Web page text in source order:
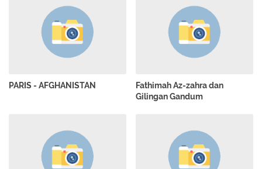
PARIS - AFGHANISTAN
Fathimah Az-zahra dan
Gilingan Gandum